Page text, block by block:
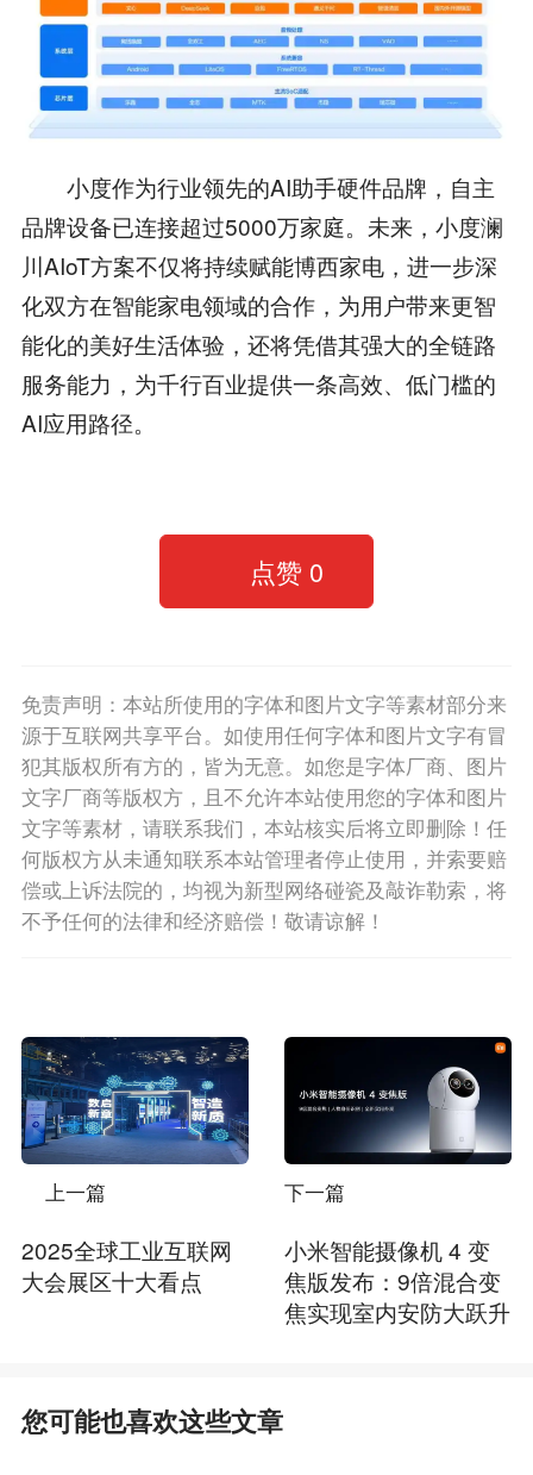
小度作为行业领先的AI助手硬件品牌，自主
品牌设备已连接超过5000万家庭。未来，小度澜
川AIoT方案不仅将持续赋能博西家电，进一步深
化双方在智能家电领域的合作，为用户带来更智
能化的美好生活体验，还将凭借其强大的全链路
服务能力，为千行百业提供一条高效、低门槛的
AI应用路径。
点赞 0
免责声明：本站所使用的字体和图片文字等素材部分来
源于互联网共享平台。如使用任何字体和图片文字有冒
犯其版权所有方的，皆为无意。如您是字体厂商、图片
文字厂商等版权方，且不允许本站使用您的字体和图片
文字等素材，请联系我们，本站核实后将立即删除！任
何版权方从未通知联系本站管理者停止使用，并索要赔
偿或上诉法院的，均视为新型网络碰瓷及敲诈勒索，将
不予任何的法律和经济赔偿！敬请谅解！
上一篇
2025全球工业互联网
大会展区十大看点
下一篇
小米智能摄像机 4 变
焦版发布：9倍混合变
焦实现室内安防大跃升
您可能也喜欢这些文章